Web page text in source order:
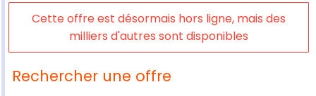
Cette offre est désormais hors ligne, mais des
milliers d'autres sont disponibles
Rechercher une offre